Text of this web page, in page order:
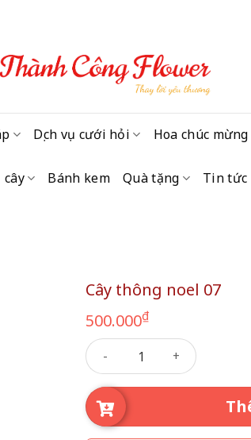
Dịch vụ cưới hỏi Hoa chúc mừng
cây Bánh kem Quà tặng Tin tức
Cây thông noel 07
500.000₫
Cây thông noel 07 số lượng